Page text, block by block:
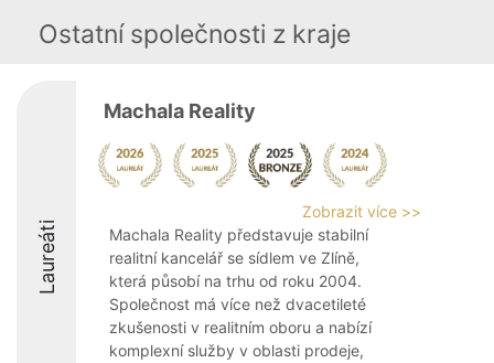
Ostatní společnosti z kraje
Laureáti
Machala Reality
Zobrazit více >>
Machala Reality představuje stabilní
realitní kancelář se sídlem ve Zlíně,
která působí na trhu od roku 2004.
Společnost má více než dvacetileté
zkušenosti v realitním oboru a nabízí
komplexní služby v oblasti prodeje,